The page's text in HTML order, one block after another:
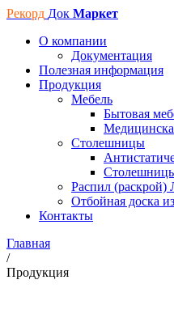
Рекорд Док Маркет
О компании
Документация
Полезная информация
Продукция
Мебель
Бытовая
Столешницы
Распил
Отбойная доска
Контакты
Главная
/
Продукция